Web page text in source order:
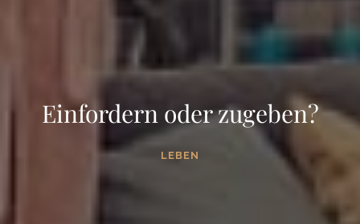
Einfordern oder zugeben?
LEBEN